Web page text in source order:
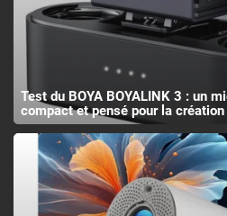
Test du BOYA BOYALINK 3 : un
compact et pensé pour la création